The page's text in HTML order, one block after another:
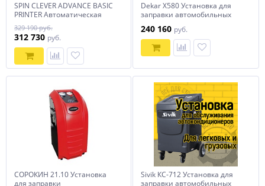
SPIN CLEVER ADVANCE BASIC
PRINTER Автоматическая
установка
329 190 руб.
312 730 руб.
Dekar X580 Установка для
заправки автомобильных
240 160 руб.
СОРОКИН 21.10 Установка
для заправки
Sivik КС-712 Установка для
заправки автомобильных